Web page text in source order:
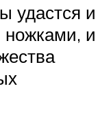
удастся и
ножками, и